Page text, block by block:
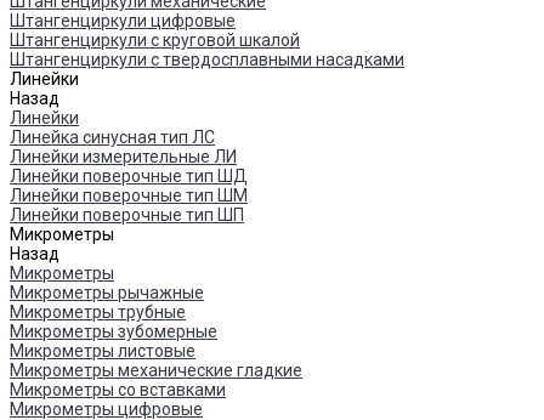
Штангенциркули цифровые
Штангенциркули с круговой шкалой
Штангенциркули с твердосплавными насадками
Линейки
Назад
Линейки
Линейка синусная тип ЛС
Линейки измерительные ЛИ
Линейки поверочные тип ШД
Линейки поверочные тип ШМ
Линейки поверочные тип ШП
Микрометры
Назад
Микрометры
Микрометры рычажные
Микрометры трубные
Микрометры зубомерные
Микрометры листовые
Микрометры механические гладкие
Микрометры со вставками
Микрометры цифровые